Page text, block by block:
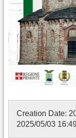
Creation Date:
2025/05/03